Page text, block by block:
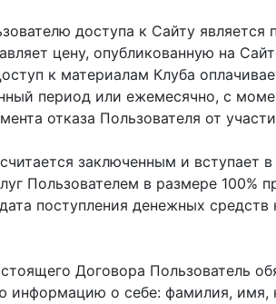
доступа к Сайту является
цену, опубликованную на
к материалам Клуба
период или ежемесячно, с
отказа Пользователя от
заключенным и вступает в
Пользователем в размере 100%
поступления денежных средств
Договора Пользователь
информацию о себе: фамилия, имя,